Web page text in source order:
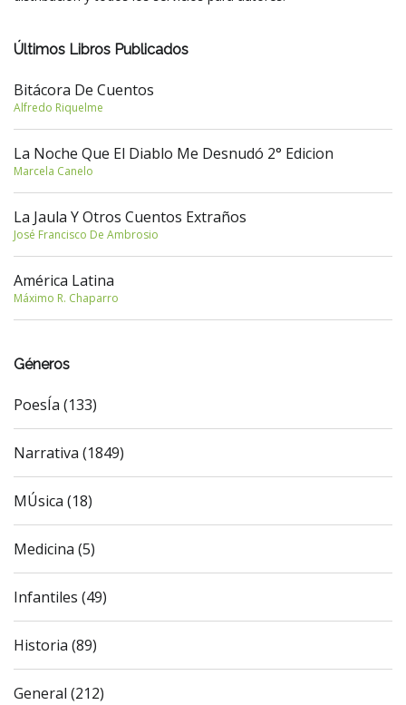
Últimos Libros Publicados
Bitácora De Cuentos
Alfredo Riquelme
La Noche Que El Diablo Me Desnudó 2° Edicion
Marcela Canelo
La Jaula Y Otros Cuentos Extraños
José Francisco De Ambrosio
América Latina
Máximo R. Chaparro
Géneros
PoesÍa (133)
Narrativa (1849)
MÚsica (18)
Medicina (5)
Infantiles (49)
Historia (89)
General (212)